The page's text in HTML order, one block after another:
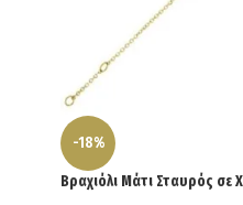
-18%
Βραχιόλι Μάτι Σταυρός σε